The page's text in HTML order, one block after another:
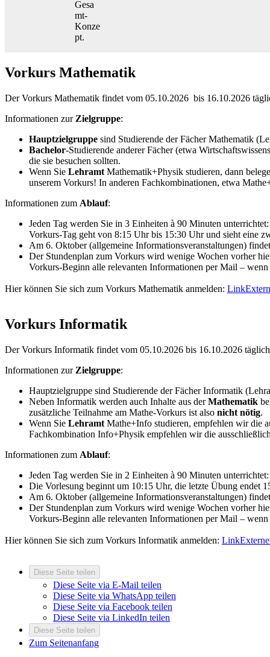
Gesa
mt-
Konze
pt.
Vorkurs Mathematik
Der Vorkurs Mathematik findet vom 05.10.2026 bis 16.10.2026
Informationen zur Zielgruppe:
Hauptzielgruppe sind Studierende der Fächer Mathematik
Bachelor-Studierende anderer Fächer (etwa
die sie besuchen sollten.
Wenn Sie Lehramt Mathematik+Physik studieren, dann
unserem Vorkurs! In anderen Fachkombinationen, etwa
Informationen zum Ablauf:
Jeden Tag werden Sie in 3 Einheiten à 90 Minuten
Vorkurs-Tag geht von 8:15 Uhr bis 15:30 Uhr und sieht eine
Am 6. Oktober (allgemeine Informationsveranstaltungen)
Der Stundenplan zum Vorkurs wird wenige Wochen vorher
Vorkurs-Beginn alle relevanten Informationen per Mail – wenn
Hier können Sie sich zum Vorkurs Mathematik anmelden: Link
Vorkurs Informatik
Der Vorkurs Informatik findet vom 05.10.2026 bis 16.10.2026
Informationen zur Zielgruppe:
Hauptzielgruppe sind Studierende der Fächer Informatik
Neben Informatik werden auch Inhalte aus derMathematik
zusätzliche Teilnahme am Mathe-Vorkurs ist also nicht nötig.
Wenn Sie Lehramt Mathe+Info studieren, empfehlen wir die
Fachkombination Info+Physik empfehlen wir die
Informationen zum Ablauf:
Jeden Tag werden Sie in 2 Einheiten à 90 Minuten
Die Vorlesung beginnt um 10:15 Uhr, die letzte Übung endet
Am 6. Oktober (allgemeine Informationsveranstaltungen)
Der Stundenplan zum Vorkurs wird wenige Wochen vorher
Vorkurs-Beginn alle relevanten Informationen per Mail – wenn
Hier können Sie sich zum Vorkurs Informatik anmelden: Link
Diese Seite teilen
Diese Seite via E-Mail teilen
Diese Seite via WhatsApp teilen
Diese Seite via Facebook teilen
Diese Seite via LinkedIn teilen
Diese Seite teilen
Zum Seitenanfang